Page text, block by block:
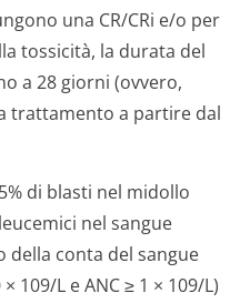
una CR/CRi e/o per
tossicità, la durata del
a 28 giorni (ovvero,
trattamento a partire dal
di blasti nel midollo
nel sangue
della conta del sangue
109/L e ANC ≥ 1 × 109/L)